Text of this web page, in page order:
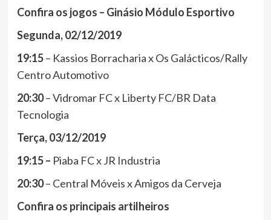
Confira os jogos – Ginásio Módulo Esportivo
Segunda, 02/12/2019
19:15– Kassios Borracharia x Os Galácticos/Rally
Centro Automotivo
20:30– Vidromar FC x Liberty FC/BR Data
Tecnologia
Terça, 03/12/2019
19:15 – Piaba FC x JR Industria
20:30– Central Móveis x Amigos da Cerveja
Confira os principais artilheiros